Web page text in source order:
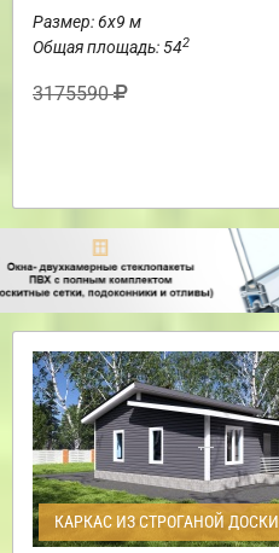
Размер: 6х9 м
Общая площадь: 542
3175590
КАРКАС ИЗ СТРОГАНОЙ ДОСКИ